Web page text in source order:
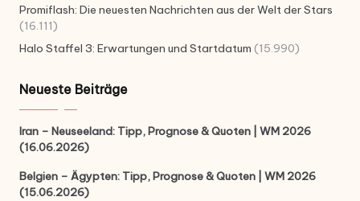
Promiflash: Die neuesten Nachrichten aus der Welt der Stars
(16.111)
Halo Staffel 3: Erwartungen und Startdatum (15.990)
Neueste Beiträge
Iran – Neuseeland: Tipp, Prognose & Quoten | WM 2026
(16.06.2026)
Belgien – Ägypten: Tipp, Prognose & Quoten | WM 2026
(15.06.2026)